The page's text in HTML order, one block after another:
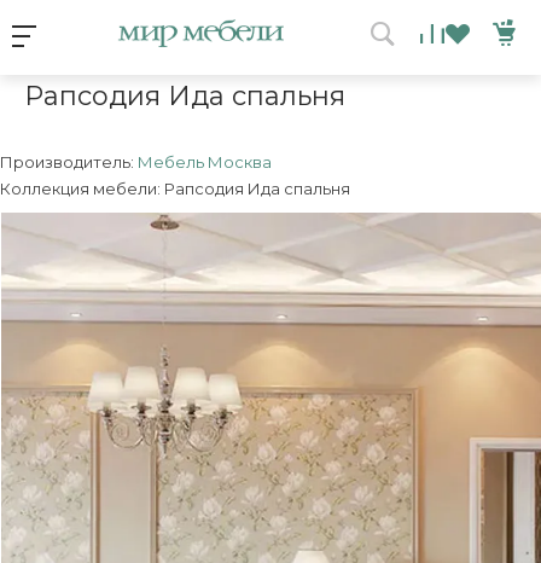
Коллекция Рапсодия Ида спальня
Рапсодия Ида спальня
Производитель: Мебель Москва
Коллекция мебели: Рапсодия Ида спальня
Условия акции
КРУТИ!
Получи подарок просто
покрутив колесо
ХОЧУ ПОДАРОК
Доступно вращений: 1